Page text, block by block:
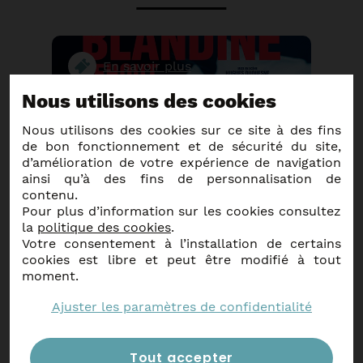
En savoir plus
Blandine Lehout
La vie de ta mère
Nous utilisons des cookies
Nous utilisons des cookies sur ce site à des fins
de bon fonctionnement et de sécurité du site,
d’amélioration de votre expérience de navigation
ainsi qu’à des fins de personnalisation de
contenu.
Pour plus d’information sur les cookies consultez
la politique des cookies.
Votre consentement à l’installation de certains
cookies est libre et peut être modifié à tout
moment.
Ajuster les paramètres de confidentialité